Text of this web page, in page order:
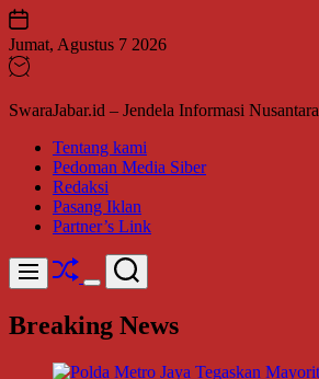
Skip
to
content
Jumat, Agustus 7 2026
SwaraJabar.id – Jendela Informasi Nusantara
Tentang kami
Pedoman Media Siber
Redaksi
Pasang Iklan
Partner’s Link
Menu Shuffle
Switch
mode
Search
Breaking News